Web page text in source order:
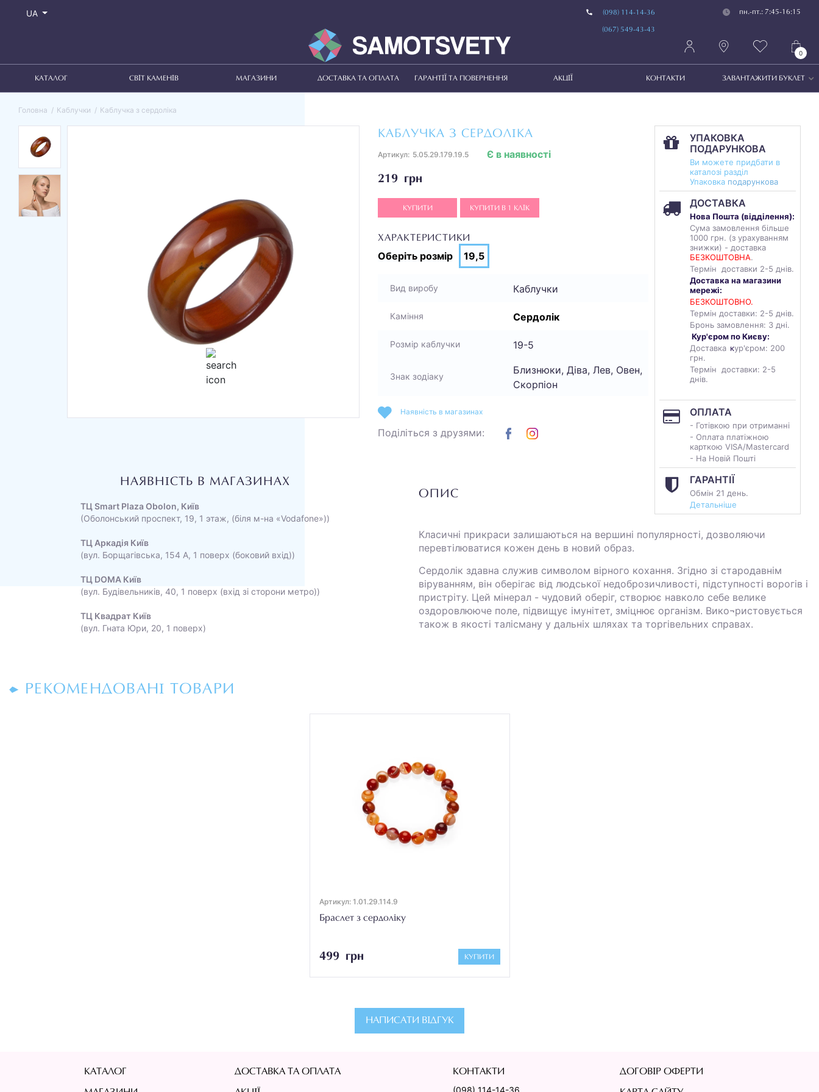
UA (098) 114-14-36
(067) 549-43-43
пн.-пт.: 7:45-16:15
0
КАТАЛОГ СВІТ КАМЕНІВ МАГАЗИНИ ДОСТАВКА ТА ОПЛАТА ГАРАНТІЇ ТА ПОВЕРНЕННЯ АКЦІЇ КОНТАКТИ ЗАВАНТАЖИТИ БУКЛЕТ
Головна Каблучки Каблучка з сердоліка
КАБЛУЧКА З СЕРДОЛІКА
Артикул: 5.05.29.179.19.5
219 грн
Є в наявності
КУПИТИ КУПИТИ В 1 КЛІК
ХАРАКТЕРИСТИКИ
Оберіть розмір 19,5
Вид виробу Каблучки
Каміння Сердолік
Розмір каблучки 19-5
Знак зодіаку
Близнюки, Діва, Лев, Овен,
Скорпіон
УПАКОВКА
ПОДАРУНКОВА
Ви можете придбати в
каталозі разділ
Упаковка подарункова
ДОСТАВКА
Нова Пошта (відділення):
Сума замовлення більше
1000 грн. (з урахуванням
знижки) - доставка
БЕЗКОШТОВНА.
Термін доставки 2-5 днів.
Доставка на магазини
мережі:
БЕЗКОШТОВНО.
Термін доставки: 2-5 днів.
Бронь замовлення: 3 дні.
Кур'єром по Києву:
Доставка кур'єром: 200
грн.
Термін доставки: 2-5
днів.
ОПЛАТА
- Готівкою при отриманні
- Оплата платіжною
карткою VISA/Mastercard
- На Новій Пошті
ГАРАНТІЇ
Обмін 21 день.
Детальніше
Наявність в магазинах
Поділіться з друзями:
НАЯВНІСТЬ В МАГАЗИНАХ
ТЦ Smart Plaza Obolon, Київ
(Оболонський проспект, 19, 1 этаж, (біля м-на «Vodafone»))
ТЦ Аркадія Київ
(вул. Борщагівська, 154 А, 1 поверх (боковий вхід))
ТЦ DOMA Київ
(вул. Будівельників, 40, 1 поверх (вхід зі сторони метро))
ТЦ Квадрат Київ
(вул. Гната Юри, 20, 1 поверх)
ОПИС
Класичні прикраси залишаються на вершині популярності, дозволяючи
перевтілюватися кожен день в новий образ.
Сердолік здавна служив символом вірного кохання. Згідно зі стародавнім
віруванням, він оберігає від людської недоброзичливості, підступності ворогів і
пристріту. Цей мінерал - чудовий оберіг, створює навколо себе велике
оздоровлююче поле, підвищує імунітет, зміцнює організм. Вико¬ристовується
також в якості талісману у дальніх шляхах та торгівельних справах.
РЕКОМЕНДОВАНІ ТОВАРИ
Артикул: 1.01.29.114.9
Браслет з сердоліку
499 грн КУПИТИ
НАПИСАТИ ВІДГУК
КАТАЛОГ ДОСТАВКА ТА ОПЛАТА КОНТАКТИ ДОГОВІР ОФЕРТИ